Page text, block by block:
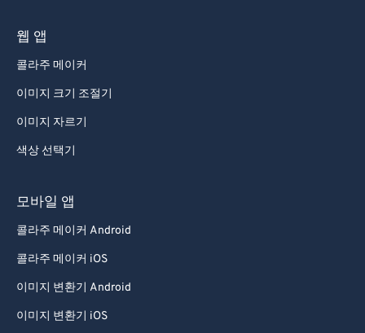
웹 앱
콜라주 메이커
이미지 크기 조절기
이미지 자르기
색상 선택기
모바일 앱
콜라주 메이커 Android
콜라주 메이커 iOS
이미지 변환기 Android
이미지 변환기 iOS